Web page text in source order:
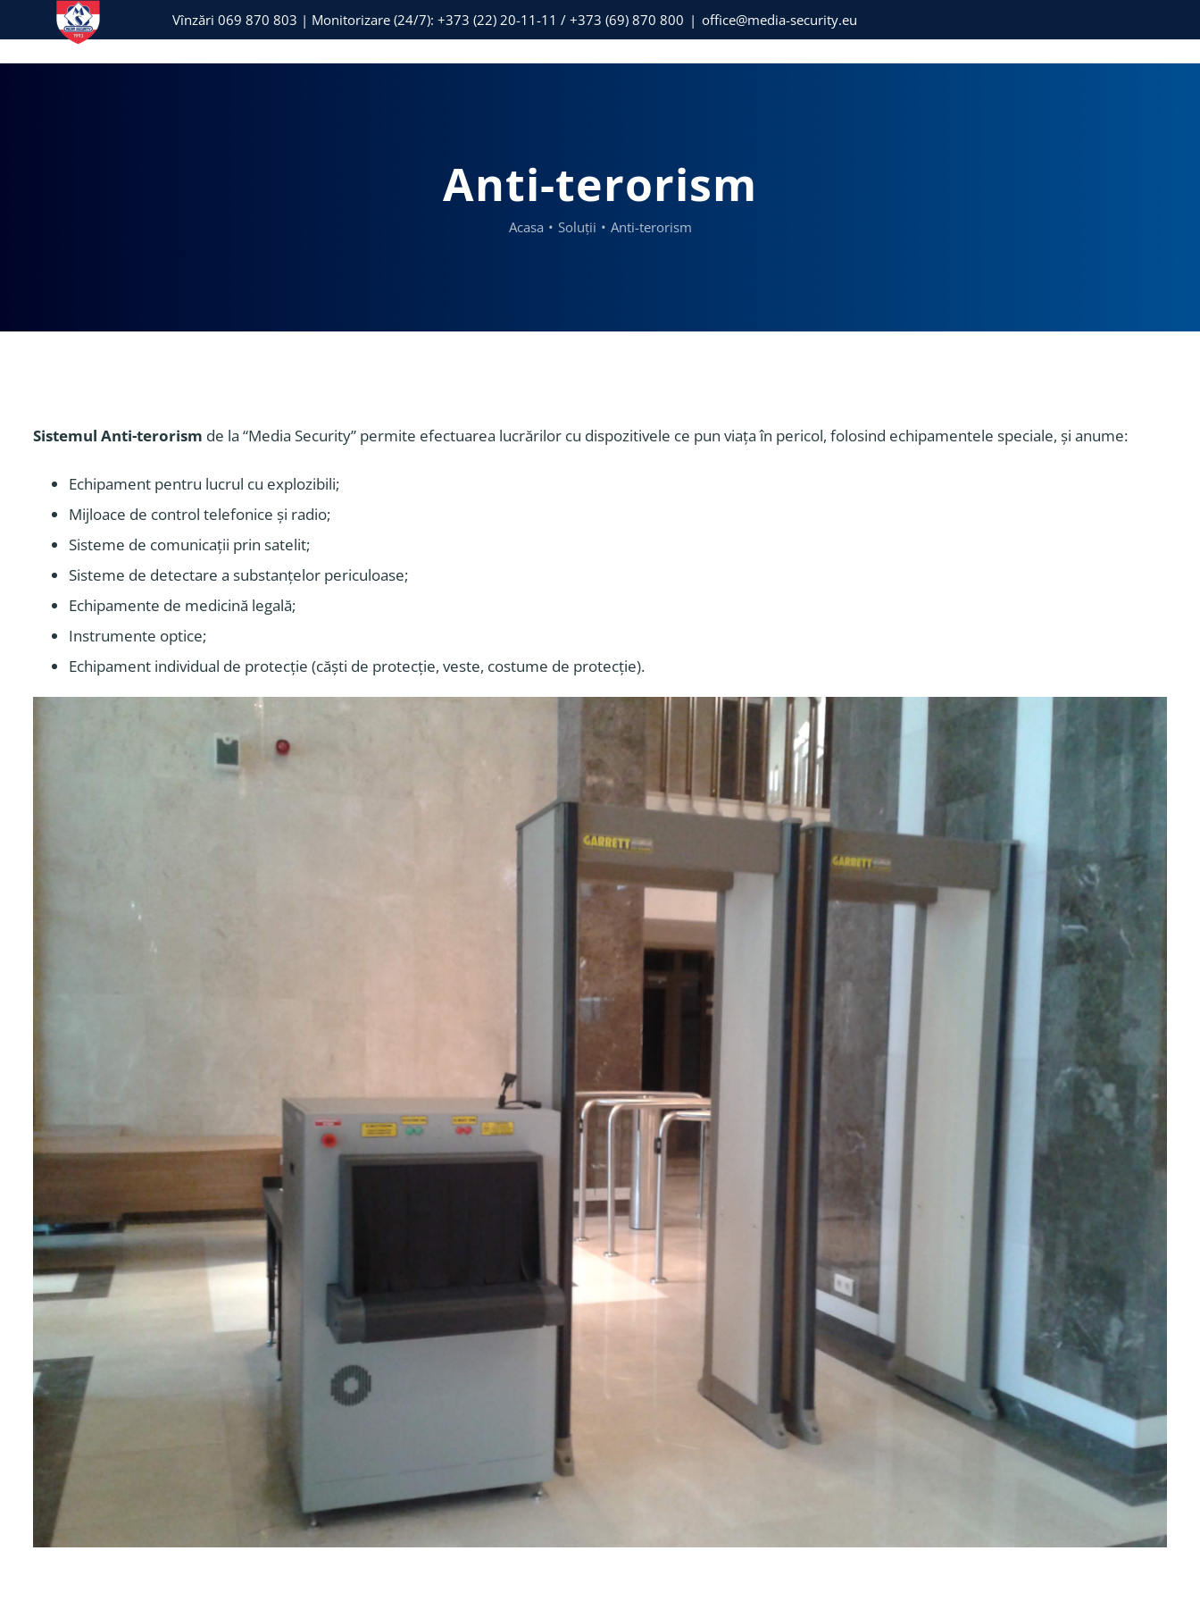
to
Vînzări 069 870 803 | Monitorizare (24/7): +373 (22) 20-11-11 / +373 (69) 870 800 | office@media-security.eu
Anti-terorism
Acasa Soluții Anti-terorism
Sistemul Anti-terorism de la “Media Security” permite efectuarea lucrărilor cu dispozitivele ce pun viața în pericol, folosind echipamentele speciale, și anume:
Echipament pentru lucrul cu explozibili;
Mijloace de control telefonice și radio;
Sisteme de comunicații prin satelit;
Sisteme de detectare a substanțelor periculoase;
Echipamente de medicină legală;
Instrumente optice;
Echipament individual de protecție (căști de protecție, veste, costume de protecție).